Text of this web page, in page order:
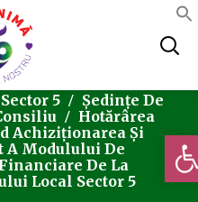
5
Ședințe De
Hotărârea
Achiziționarea Și
A Modulului De
De La
Local Sector 5